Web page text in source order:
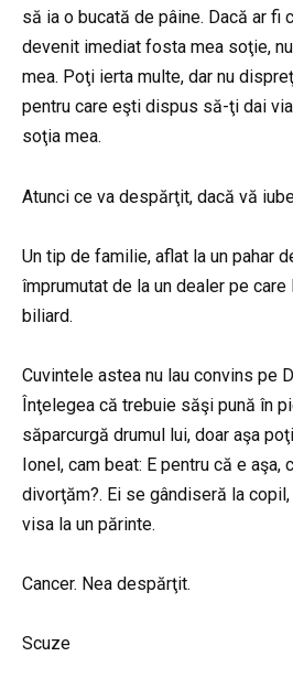
să ia o bucată de pâine. Dacă ar fi
devenit imediat fosta mea soţie,
mea. Poţi ierta multe, dar nu
pentru care eşti dispus să-ţi dai
soţia mea.
Atunci ce va despărţit, dacă vă
Un tip de familie, aflat la un pahar
împrumutat de la un dealer pe
biliard.
Cuvintele astea nu lau convins pe
Înţelegea că trebuie săşi pună în
săparcurgă drumul lui, doar aşa
Ionel, cam beat: E pentru că e aşa,
divorţăm?. Ei se gândiseră la
visa la un părinte.
Cancer. Nea despărţit.
Scuze